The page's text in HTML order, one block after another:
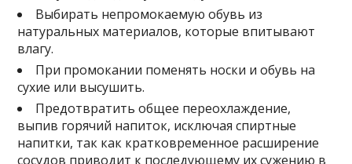
Выбирать непромокаемую обувь из
натуральных материалов, которые впитывают
влагу.
При промокании поменять носки и обувь на
сухие или высушить.
Предотвратить общее переохлаждение,
выпив горячий напиток, исключая спиртные
напитки, так как кратковременное расширение
сосудов приводит к последующему их сужению в